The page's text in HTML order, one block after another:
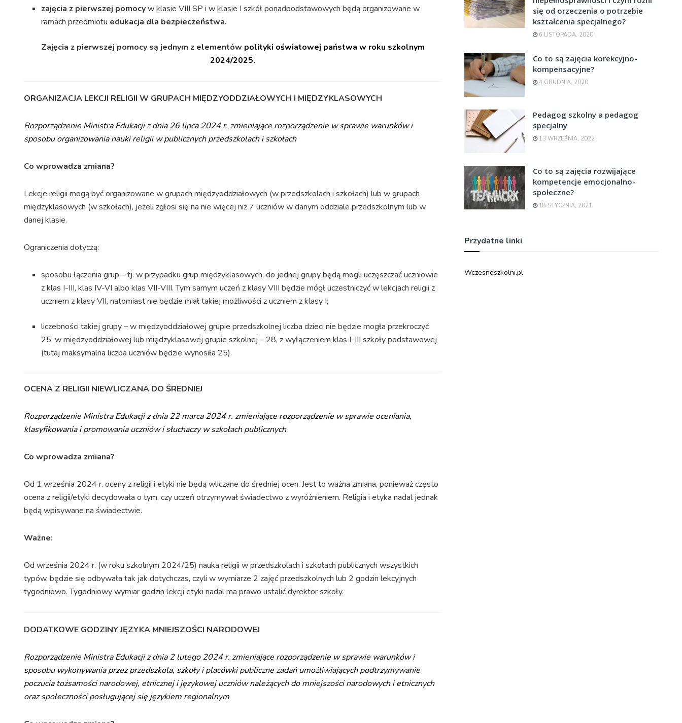
zajęcia z pierwszej pomocyw klasie VIII SP i w klasie I szkół ponadpodstawowych będą organizowane w
ramach przedmiotu edukacja dla bezpieczeństwa.
Zajęcia z pierwszej pomocy są jednym z elementów polityki oświatowej państwa w roku szkolnym
2024/2025.
ORGANIZACJA LEKCJI RELIGII W GRUPACH MIĘDZYODDZIAŁOWYCH I MIĘDZYKLASOWYCH
Rozporządzenie Ministra Edukacji z dnia 26 lipca 2024 r. zmieniające rozporządzenie w sprawie warunków i
sposobu organizowania nauki religii w publicznych przedszkolach i szkołach
Co wprowadza zmiana?
Lekcje religii mogą być organizowane w grupach międzyoddziałowych (w przedszkolach i szkołach) lub w grupach
międzyklasowych (w szkołach), jeżeli zgłosi się na nie więcej niż 7 uczniów w danym oddziale przedszkolnym lub w
danej klasie.
Ograniczenia dotyczą:
sposobu łączenia grup – tj. w przypadku grup międzyklasowych, do jednej grupy będą mogli uczęszczać uczniowie
z klas I-III, klas IV-VI albo klas VII-VIII. Tym samym uczeń z klasy VIII będzie mógł uczestniczyć w lekcjach religii z
uczniem z klasy VII, natomiast nie będzie miał takiej możliwości z uczniem z klasy I;
liczebności takiej grupy – w międzyoddziałowej grupie przedszkolnej liczba dzieci nie będzie mogła przekroczyć
25, w międzyoddziałowej lub międzyklasowej grupie szkolnej – 28, z wyłączeniem klas I-III szkoły podstawowej
(tutaj maksymalna liczba uczniów będzie wynosiła 25).
OCENA Z RELIGII NIEWLICZANA DO ŚREDNIEJ
Rozporządzenie Ministra Edukacji z dnia 22 marca 2024 r. zmieniające rozporządzenie w sprawie oceniania,
klasyfikowania i promowania uczniów i słuchaczy w szkołach publicznych
Co wprowadza zmiana?
Od 1 września 2024 r. oceny z religii i etyki nie będą wliczane do średniej ocen. Jest to ważna zmiana, ponieważ często
ocena z religii/etyki decydowała o tym, czy uczeń otrzymywał świadectwo z wyróżnieniem. Religia i etyka nadal jednak
będą wpisywane na świadectwie.
Ważne:
Od września 2024 r. (w roku szkolnym 2024/25) nauka religii w przedszkolach i szkołach publicznych wszystkich
typów, będzie się odbywała tak jak dotychczas, czyli w wymiarze 2 zajęć przedszkolnych lub 2 godzin lekcyjnych
tygodniowo. Tygodniowy wymiar godzin lekcji etyki nadal ma prawo ustalić dyrektor szkoły.
DODATKOWE GODZINY JĘZYKA MNIEJSZOŚCI NARODOWEJ
Rozporządzenie Ministra Edukacji z dnia 2 lutego 2024 r. zmieniające rozporządzenie w sprawie warunków i
sposobu wykonywania przez przedszkola, szkoły i placówki publiczne zadań umożliwiających podtrzymywanie
poczucia tożsamości narodowej, etnicznej i językowej uczniów należących do mniejszości narodowych i etnicznych
oraz społeczności posługującej się językiem regionalnym
się od orzeczenia o potrzebie
kształcenia specjalnego?
6 LISTOPADA, 2020
Co to są zajęcia korekcyjno-
kompensacyjne?
4 GRUDNIA, 2020
Pedagog szkolny a pedagog
specjalny
13 WRZEŚNIA, 2022
Co to są zajęcia rozwijające
kompetencje emocjonalno-
społeczne?
18 STYCZNIA, 2021
Przydatne linki
Wczesnoszkolni.pl